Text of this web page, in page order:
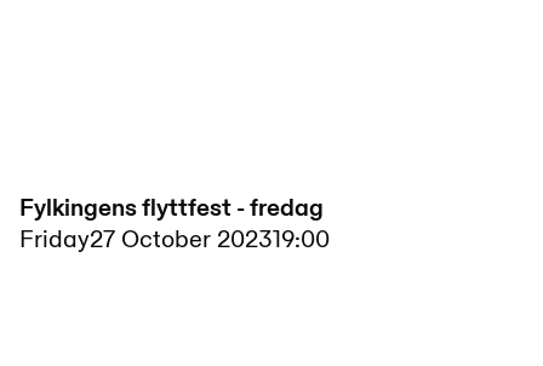
Fylkingens flyttfest - fredag
Friday27 October 202319:00